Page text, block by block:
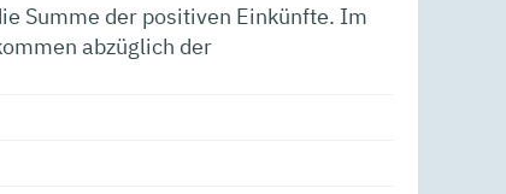
Summe der positiven Einkünfte. Im
abzüglich der